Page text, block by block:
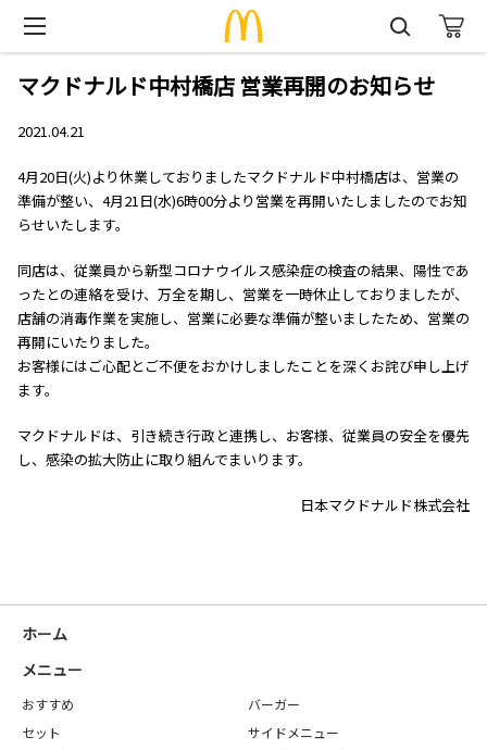
マクドナルド中村橋店 営業再開のお知らせ
2021.04.21
4月20日(火)より休業しておりましたマクドナルド中村橋店は、営業の
準備が整い、4月21日(水)6時00分より営業を再開いたしましたのでお知
らせいたします。
同店は、従業員から新型コロナウイルス感染症の検査の結果、陽性であ
ったとの連絡を受け、万全を期し、営業を一時休止しておりましたが、
店舗の消毒作業を実施し、営業に必要な準備が整いましたため、営業の
再開にいたりました。
お客様にはご心配とご不便をおかけしましたことを深くお詫び申し上げ
ます。
マクドナルドは、引き続き行政と連携し、お客様、従業員の安全を優先
し、感染の拡大防止に取り組んでまいります。
日本マクドナルド株式会社
ホーム
メニュー
おすすめ
バーガー
セット
サイドメニュー